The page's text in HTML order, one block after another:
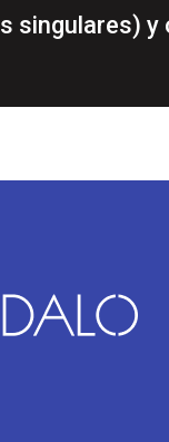
singulares) y